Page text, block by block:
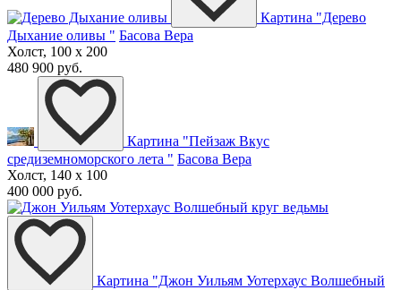
Картина "Дерево
Дыхание оливы " Басова Вера
Холст, 100 x 200
480 900 руб.
Картина "Пейзаж Вкус
средиземноморского лета " Басова Вера
Холст, 140 x 100
400 000 руб.
Картина "Джон Уильям Уотерхаус Волшебный